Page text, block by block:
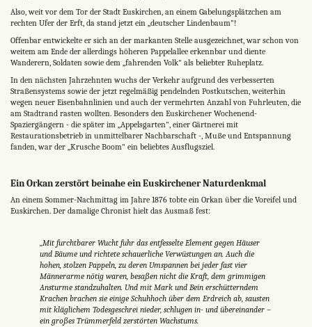
Also, weit vor dem Tor der Stadt Euskirchen, an einem Gabelungsplätzchen am
rechten Ufer der Erft, da stand jetzt ein „deutscher Lindenbaum"!
Offenbar entwickelte er sich an der markanten Stelle ausgezeichnet, war schon von
weitem am Ende der allerdings höheren Pappelallee erkennbar und diente
Wanderern, Soldaten sowie dem „fahrenden Volk" als beliebter Ruheplatz.
In den nächsten Jahrzehnten wuchs der Verkehr aufgrund des verbesserten
Straßensystems sowie der jetzt regelmäßig pendelnden Postkutschen, weiterhin
wegen neuer Eisenbahnlinien und auch der vermehrten Anzahl von Fuhrleuten, die
am Stadtrand rasten wollten. Besonders den Euskirchener Wochenend-
Spaziergängern - die später im „Appelsgarten", einer Gärtnerei mit
Restaurationsbetrieb in unmittelbarer Nachbarschaft -, Muße und Entspannung
fanden, war der „Krusche Boom" ein beliebtes Ausflugsziel.
Ein Orkan zerstört beinahe ein Euskirchener Naturdenkmal
An einem Sommer-Nachmittag im Jahre 1876 tobte ein Orkan über die Voreifel und
Euskirchen. Der damalige Chronist hielt das Ausmaß fest:
„Mit furchtbarer Wucht fuhr das entfesselte Element gegen Häuser
und Bäume und richtete schauerliche Verwüstungen an. Auch die
hohen, stolzen Pappeln, zu deren Umspannen bei jeder fast vier
Männerarme nötig waren, besaßen nicht die Kraft, dem grimmigen
Ansturme standzuhalten. Und mit Mark und Bein erschütterndem
Krachen brachen sie einige Schuhhoch über dem Erdreich ab, sausten
mit kläglichem Todesgeschrei nieder, schlugen in- und übereinander –
ein großes Trümmerfeld zerstörten Wachstums.